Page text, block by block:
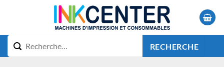
RECHERCHE